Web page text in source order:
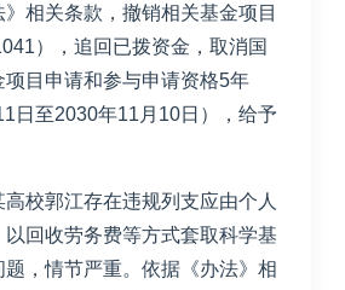
相关条款，撤销相关基金项目
），追回已拨资金，取消国
目申请和参与申请资格5年
日至2030年11月10日），给予
高校郭江存在违规列支应由个人
以回收劳务费等方式套取科学基
，情节严重。依据《办法》相